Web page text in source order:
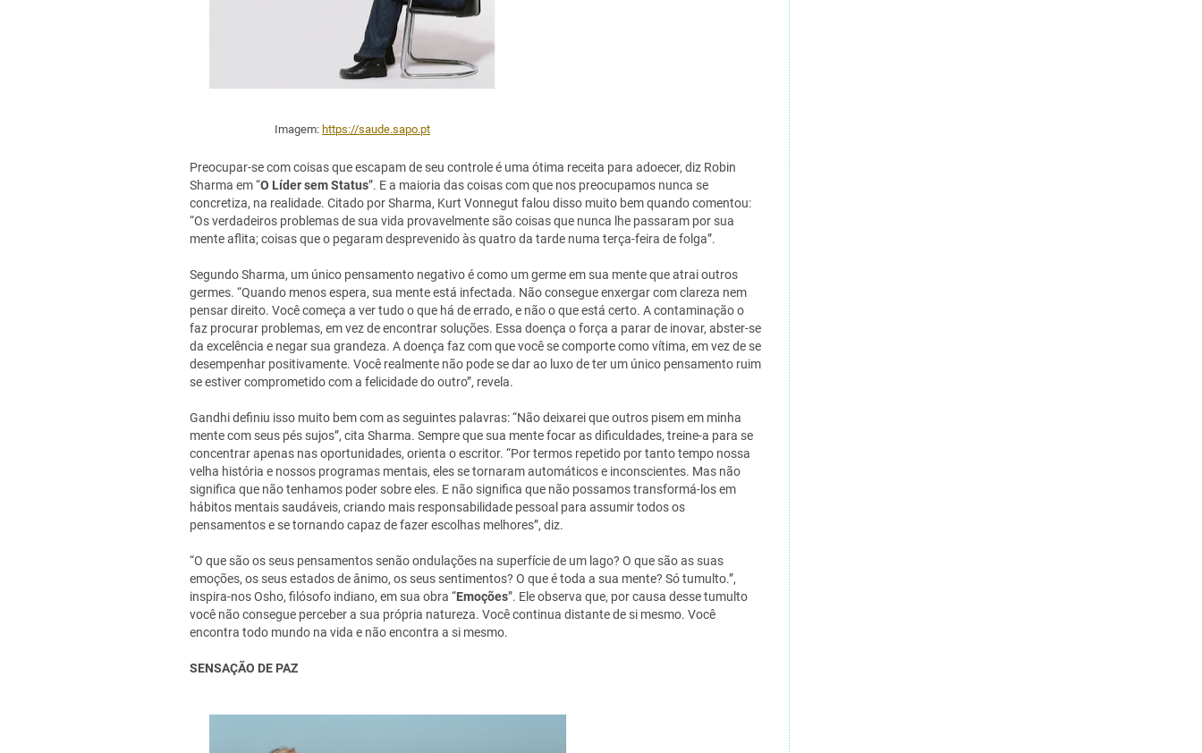
Imagem: https://saude.sapo.pt
Preocupar-se com coisas que escapam de seu controle é uma ótima receita para adoecer, diz Robin
Sharma em “O Líder sem Status”. E a maioria das coisas com que nos preocupamos nunca se
concretiza, na realidade. Citado por Sharma, Kurt Vonnegut falou disso muito bem quando comentou:
“Os verdadeiros problemas de sua vida provavelmente são coisas que nunca lhe passaram por sua
mente aflita; coisas que o pegaram desprevenido às quatro da tarde numa terça-feira de folga”.
Segundo Sharma, um único pensamento negativo é como um germe em sua mente que atrai outros
germes. “Quando menos espera, sua mente está infectada. Não consegue enxergar com clareza nem
pensar direito. Você começa a ver tudo o que há de errado, e não o que está certo. A contaminação o
faz procurar problemas, em vez de encontrar soluções. Essa doença o força a parar de inovar, abster-se
da excelência e negar sua grandeza. A doença faz com que você se comporte como vítima, em vez de se
desempenhar positivamente. Você realmente não pode se dar ao luxo de ter um único pensamento ruim
se estiver comprometido com a felicidade do outro”, revela.
Gandhi definiu isso muito bem com as seguintes palavras: “Não deixarei que outros pisem em minha
mente com seus pés sujos”, cita Sharma. Sempre que sua mente focar as dificuldades, treine-a para se
concentrar apenas nas oportunidades, orienta o escritor. “Por termos repetido por tanto tempo nossa
velha história e nossos programas mentais, eles se tornaram automáticos e inconscientes. Mas não
significa que não tenhamos poder sobre eles. E não significa que não possamos transformá-los em
hábitos mentais saudáveis, criando mais responsabilidade pessoal para assumir todos os
pensamentos e se tornando capaz de fazer escolhas melhores”, diz.
“O que são os seus pensamentos senão ondulações na superfície de um lago? O que são as suas
emoções, os seus estados de ânimo, os seus sentimentos? O que é toda a sua mente? Só tumulto.”,
inspira-nos Osho, filósofo indiano, em sua obra “Emoções”. Ele observa que, por causa desse tumulto
você não consegue perceber a sua própria natureza. Você continua distante de si mesmo. Você
encontra todo mundo na vida e não encontra a si mesmo.
SENSAÇÃO DE PAZ